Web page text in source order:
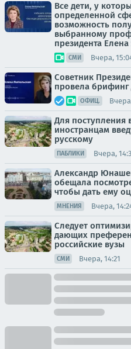
Все дети, у
определенной
возможность
выбранному
президента
СМИ Вчера,
Советник
провела
ОФИЦ.
Для поступления
иностранцам
русскому
ПАБЛИКИ Вчера,
Александр
обещала
чтобы дать ему
МНЕНИЯ Вчера,
Следует
дающих
российские вузы
СМИ Вчера, 14:21